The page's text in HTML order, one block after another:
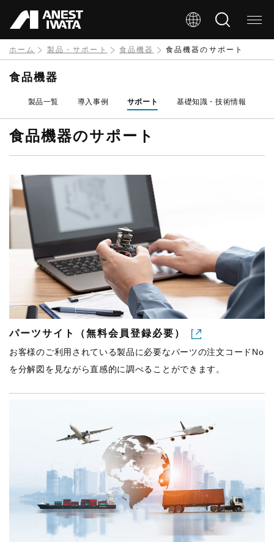
イ
ン
動
ホーム 製品・サポート 食品機器 食品機器のサポート
食品機器のサポート
パーツサイト（無料会員登録必要）
お客様のご利用されている製品に必要なパーツの注文コードNo
を分解図を見ながら直感的に調べることができます。
食品機器
製品一覧 導入事例 サポート 基礎知識・技術情報